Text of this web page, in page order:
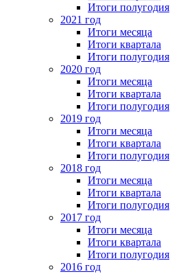
Итоги полугодия
2021 год
Итоги месяца
Итоги квартала
Итоги полугодия
2020 год
Итоги месяца
Итоги квартала
Итоги полугодия
2019 год
Итоги месяца
Итоги квартала
Итоги полугодия
2018 год
Итоги месяца
Итоги квартала
Итоги полугодия
2017 год
Итоги месяца
Итоги квартала
Итоги полугодия
2016 год